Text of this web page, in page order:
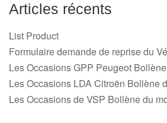
Articles récents
List Product
Formulaire demande de reprise du
Les Occasions GPP Peugeot
Les Occasions LDA Citroën Bollène
Les Occasions de VSP Bollène du